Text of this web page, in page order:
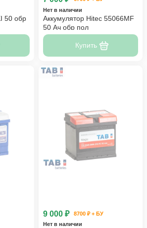
50 обр
Нет в наличии
Аккумулятор Hitec 55066MF
50 Ач обр пол
Купить
9 000 ₽
8700 ₽ + БУ
Нет в наличии